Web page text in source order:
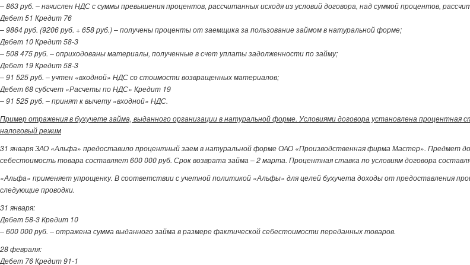
– 863 руб. – начислен НДС с суммы превышения процентов, рассчитанных исходя из условий договора, над суммой процентов,
Дебет 51 Кредит 76
– 9864 руб. (9206 руб. + 658 руб.) – получены проценты от заемщика за пользование займом в натуральной форме;
Дебет 10 Кредит 58-3
– 508 475 руб. – оприходованы материалы, полученные в счет уплаты задолженности по займу;
Дебет 19 Кредит 58-3
– 91 525 руб. – учтен «входной» НДС со стоимости возвращенных материалов;
Дебет 68 субсчет «Расчеты по НДС» Кредит 19
– 91 525 руб. – принят к вычету «входной» НДС.
Пример отражения в бухучете займа, выданного организации в натуральной форме. Условиями договора установлена
налоговый режим
31 января ЗАО «Альфа» предоставило процентный заем в натуральной форме ОАО «Производственная фирма Мастер». Предмет
себестоимость товара составляет 600 000 руб. Срок возврата займа – 2 марта. Процентная ставка по условиям договора
«Альфа» применяет упрощенку. В соответствии с учетной политикой «Альфы» для целей бухучета доходы от предоставления
следующие проводки.
31 января:
Дебет 58-3 Кредит 10
– 600 000 руб. – отражена сумма выданного займа в размере фактической себестоимости переданных товаров.
28 февраля:
Дебет 76 Кредит 91-1